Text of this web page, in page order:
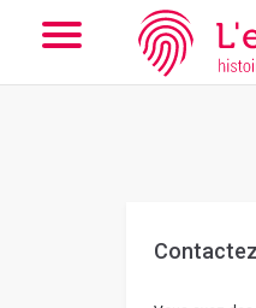
Array ( [slug] => nous-
Add the new slick-theme.css